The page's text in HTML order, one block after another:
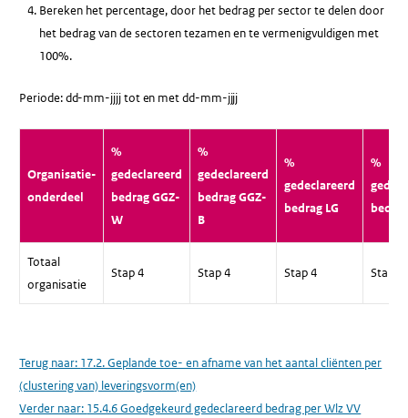
Bereken het percentage, door het bedrag per sector te delen door
het bedrag van de sectoren tezamen en te vermenigvuldigen met
100%.
Periode: dd-mm-jjjj tot en met dd-mm-jjjj
Organisatie-
onderdeel
%
gedeclareerd
bedrag GGZ-
W
%
gedeclareerd
bedrag GGZ-
B
%
gedeclareerd
bedrag LG
%
Totaal
organisatie
Stap 4 Stap 4 Stap 4 Stap 4
Terug naar: 17.2. Geplande toe- en afname van het aantal cliënten per
(clustering van) leveringsvorm(en)
Verder naar: 15.4.6 Goedgekeurd gedeclareerd bedrag per Wlz VV